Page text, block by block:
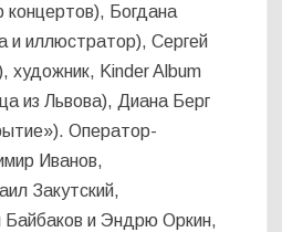
концертов), Богдана
и иллюстратор), Сергей
художник, Kinder Album
из Львова), Диана Берг
Оператор-
Иванов,
Закутский,
Байбаков и Эндрю Оркин,